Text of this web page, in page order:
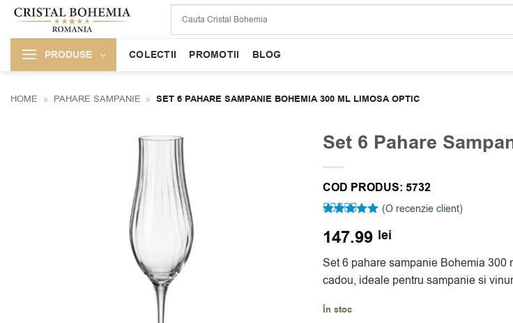
Skip
content
PRODUSE COLECTII PROMOTII BLOG
HOME » PAHARE SAMPANIE » SET 6 PAHARE SAMPANIE BOHEMIA 300 ML LIMOSA OPTIC
Set 6 Pahare
COD PRODUS: 5732
5 din 5 pe
singure
evaluări
(O recenzie client)
147.99 lei
Set 6 pahare sampanie Bohemia
cadou, ideale pentru sampanie si
În stoc